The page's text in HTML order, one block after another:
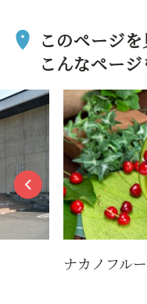
このページを
こんなペー
ナカノフル